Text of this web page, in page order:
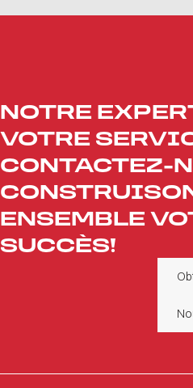
NOTRE
VOTRE
CONTACTEZ-
ENSEMBLE
SUCCÈS!